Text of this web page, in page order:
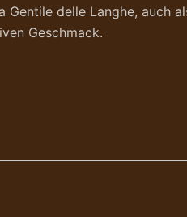
delle Langhe, auch
Geschmack.